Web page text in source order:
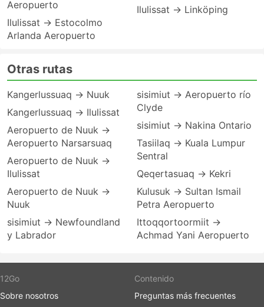
Aeropuerto
Ilulissat → Estocolmo
Arlanda Aeropuerto
Ilulissat → Linköping
Otras rutas
Kangerlussuaq → Nuuk
Kangerlussuaq → Ilulissat
Aeropuerto de Nuuk →
Aeropuerto Narsarsuaq
Aeropuerto de Nuuk →
Ilulissat
Aeropuerto de Nuuk →
Nuuk
sisimiut → Newfoundland
y Labrador
sisimiut → Aeropuerto río
Clyde
sisimiut → Nakina Ontario
Tasiilaq → Kuala Lumpur
Sentral
Qeqertasuaq → Kekri
Kulusuk → Sultan Ismail
Petra Aeropuerto
Ittoqqortoormiit →
Achmad Yani Aeropuerto
12Go
Sobre nosotros
Contenido
Preguntas más frecuentes